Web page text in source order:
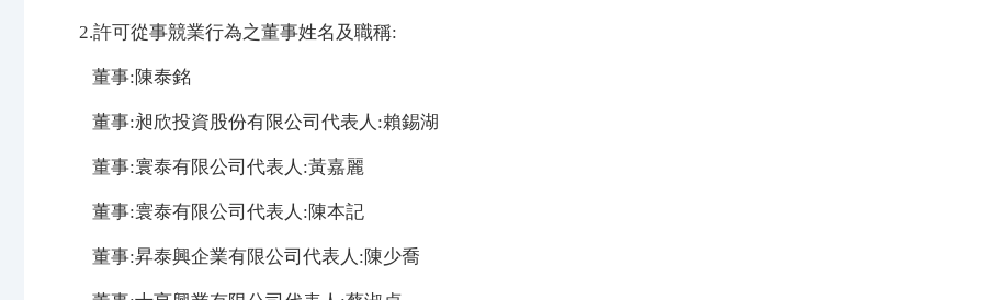
2.許可從事競業行為之董事姓名及職稱:
董事:陳泰銘
董事:昶欣投資股份有限公司代表人:賴錫湖
董事:寰泰有限公司代表人:黃嘉麗
董事:寰泰有限公司代表人:陳本記
董事:昇泰興企業有限公司代表人:陳少喬